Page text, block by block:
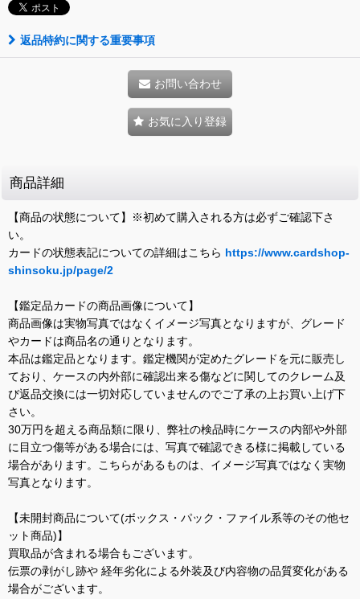
返品特約に関する重要事項
お問い合わせ
お気に入り登録
商品詳細
【商品の状態について】※初めて購入される方は必ずご確認下さ
い。
カードの状態表記についての詳細はこちら https://www.cardshop-
shinsoku.jp/page/2
【鑑定品カードの商品画像について】
商品画像は実物写真ではなくイメージ写真となりますが、グレード
やカードは商品名の通りとなります。
本品は鑑定品となります。鑑定機関が定めたグレードを元に販売し
ており、ケースの内外部に確認出来る傷などに関してのクレーム及
び返品交換には一切対応していませんのでご了承の上お買い上げ下
さい。
30万円を超える商品類に限り、弊社の検品時にケースの内部や外部
に目立つ傷等がある場合には、写真で確認できる様に掲載している
場合があります。こちらがあるものは、イメージ写真ではなく実物
写真となります。
【未開封商品について(ボックス・パック・ファイル系等のその他セ
ット商品)】
買取品が含まれる場合もございます。
伝票の剥がし跡や 経年劣化による外装及び内容物の品質変化がある
場合がございます。